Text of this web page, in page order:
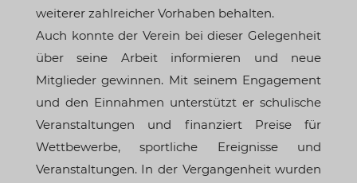
weiterer zahlreicher Vorhaben behalten.
Auch konnte der Verein bei dieser Gelegenheit
über seine Arbeit informieren und neue
Mitglieder gewinnen. Mit seinem Engagement
und den Einnahmen unterstützt er schulische
Veranstaltungen und finanziert Preise für
Wettbewerbe, sportliche Ereignisse und
Veranstaltungen. In der Vergangenheit wurden